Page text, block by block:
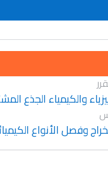
والكيمياء الجذع
وفصل الأنواع